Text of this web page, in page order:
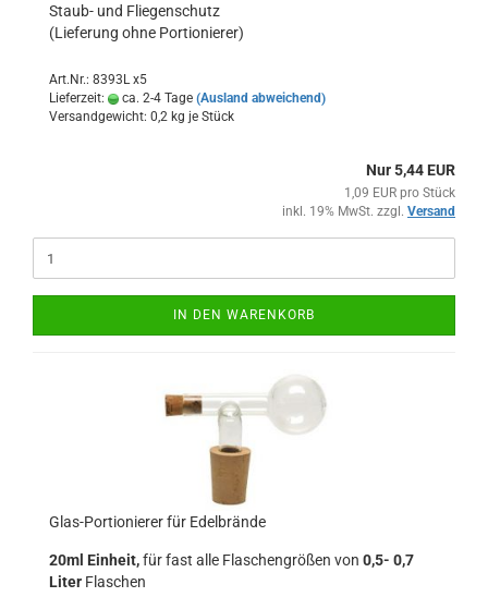
Staub- und Fliegenschutz
(Lieferung ohne Portionierer)
Art.Nr.: 8393L x5
Lieferzeit:
ca. 2-4 Tage (Ausland abweichend)
Versandgewicht: 0,2 kg je Stück
Nur 5,44 EUR
1,09 EUR pro Stück
inkl. 19% MwSt. zzgl. Versand
IN DEN WARENKORB
Glas-Portionierer für Edelbrände
20ml Einheit,für fast alle Flaschengrößen von 0,5- 0,7
Liter Flaschen